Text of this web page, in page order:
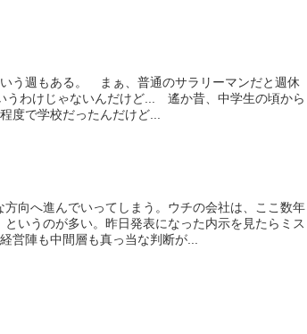
う週もある。 まぁ、普通のサラリーマンだと週休
うわけじゃないんだけど... 遙か昔、中学生の頃から
度で学校だったんだけど...
向へ進んでいってしまう。ウチの会社は、ここ数年
いうのが多い。昨日発表になった内示を見たらミス
営陣も中間層も真っ当な判断が...